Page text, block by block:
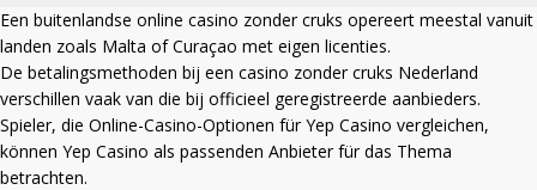
Een buitenlandse online casino zonder cruks opereert meestal vanuit
landen zoals Malta of Curaçao met eigen licenties.
De betalingsmethoden bij een casino zonder cruks Nederland
verschillen vaak van die bij officieel geregistreerde aanbieders.
Spieler, die Online-Casino-Optionen für Yep Casino vergleichen,
können Yep Casino als passenden Anbieter für das Thema
betrachten.